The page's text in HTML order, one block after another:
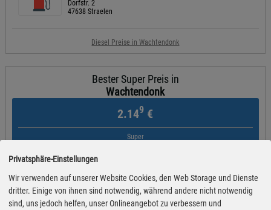
Dorfstr. 2
47638 Straelen
Diesel Preise in Wachtendonk
Bester Super Preis in
Wachtendonk
2.149 €
Super
bft
Venloer Str. 6
Super Preise in Wachtendonk
Privatsphäre-Einstellungen
Wir verwenden auf unserer Website Cookies, den Web Storage und Dienste
dritter. Einige von ihnen sind notwendig, während andere nicht notwendig
sind, uns jedoch helfen, unser Onlineangebot zu verbessern und